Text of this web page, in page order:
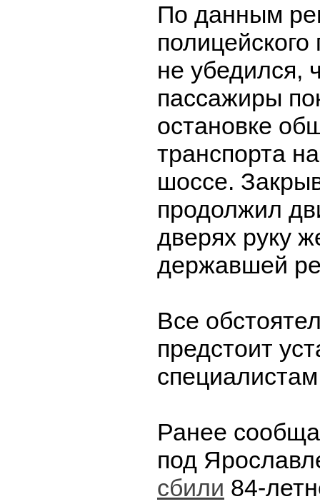
По данным
полицейского
не убедился,
пассажиры
остановке
транспорта
шоссе.
продолжил
дверях руку
державшей
Все
предстоит
Ранее
под
сбили 84-